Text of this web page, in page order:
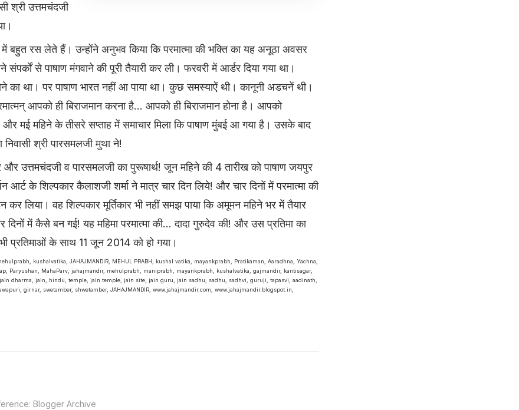
श्री उत्तमचंदजी
में बहुत रस लेते हैं। उन्होंने अनुभव किया कि परमात्मा की भक्ति का यह अनूठा अवसर
संपर्कों से पाषाण मंगवाने की पूरी तैयारी कर ली। फरवरी में आर्डर दिया गया था।
का था। पर पाषाण भारत नहीं आ पाया था। कुछ समस्याऐं थी। कानूनी अडचनें थी।
आपको ही बिराजमान करना है... आपको ही बिराजमान होना है। आपको
और मई महिने के तीसरे सप्ताह में समाचार मिला कि पाषाण मुंबई आ गया है। उसके बाद
श्री पारसमलजी मुथा ने!
और उत्तमचंदजी व पारसमलजी का पुरूषार्थ! जून महिने की 4 तारीख को पाषाण जयपुर
आर्ट के शिल्पकार कैलाशजी शर्मा ने मात्र चार दिन लिये! और चार दिनों में परमात्मा की
कर लिया। वह शिल्पकार मूर्तिकार भी नहीं समझ पाया कि अमूमन महिने भर में तैयार
दिनों में कैसे बन गई! यह महिमा परमात्मा की... दादा गुरुदेव की! और उस प्रतिमा का
प्रतिमाओं के साथ 11 जून 2014 को हो गया।
kushalvatika, JAHAJMANDIR, MEHUL PRABH, kushal vatika, mayankprabh, Pratikaman, Aaradhna, Yachna,
Paryushan, MahaParv, jahajmandir, mehulprabh, maniprabh, mayankprabh, kushalvatika, gajmandir, kantisagar,
dharma, jain, hindu, temple, jain temple, jain site, jain guru, jain sadhu, sadhu, sadhvi, guruji, tapasvi, aadinath,
girnar, swetamber, shwetamber, JAHAJMANDIR, www.jahajmandir.com, www.jahajmandir.blogspot.in,
Blogger Archive